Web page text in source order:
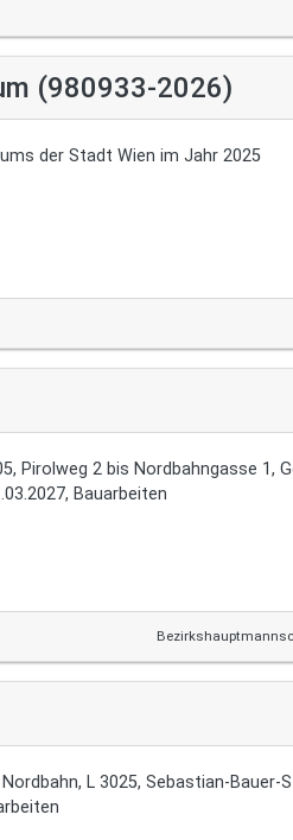
(980933-2026)
der Stadt Wien im Jahr 2025
Pirolweg 2 bis Nordbahngasse 1,
Bauarbeiten
L 3025, Sebastian-Bauer-